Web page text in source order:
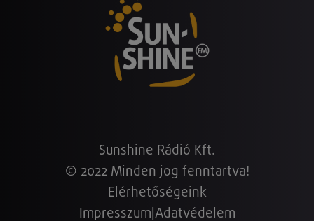
Sunshine Rádió Kft.
© 2022 Minden jog fenntartva!
Elérhetőségeink
Impresszum Adatvédelem